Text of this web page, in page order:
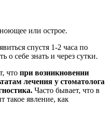
или острое.
спустя 1-2 часа по
о себе знать и через сутки.
что при возникновении
лечения у стоматолога
Часто бывает, что в
такое явление, как